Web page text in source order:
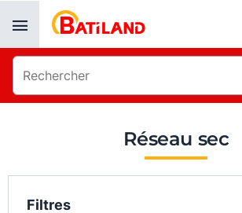
Réseau sec
Filtres
Panneau de gestion des cookies